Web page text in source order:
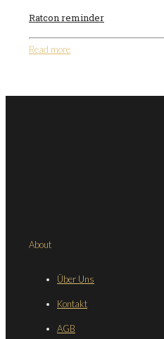
Ratcon reminder
Read more
About
Über Uns
Kontakt
AGB